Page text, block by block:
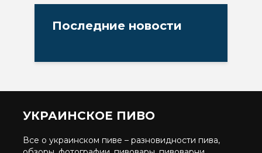
Последние новости
УКРАИНСКОЕ ПИВО
Все о украинском пиве – разновидности пива,